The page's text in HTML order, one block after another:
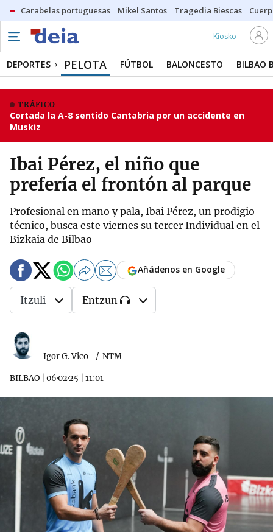
Carabelas portuguesas Mikel Santos Tragedia Biescas
Kiosko
DEPORTES PELOTA FÚTBOL BALONCESTO BILBAO
TRÁFICO
Cortada la A-8 sentido Cantabria por un accidente en
Muskiz
Ibai Pérez, el niño que
prefería el frontón al parque
Profesional en mano y pala, Ibai Pérez, un prodigio
técnico, busca este viernes su tercer Individual en el
Bizkaia de Bilbao
Igor G. Vico NTM
BILBAO 06·02·25 11:01
Añádenos en Google
Itzuli Entzun